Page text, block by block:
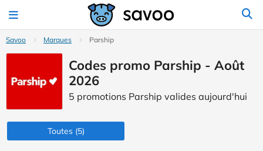
Savoo Marques Parship
Codes promo Parship - Août
2026
5 promotions Parship valides aujourd'hui
Toutes(5)